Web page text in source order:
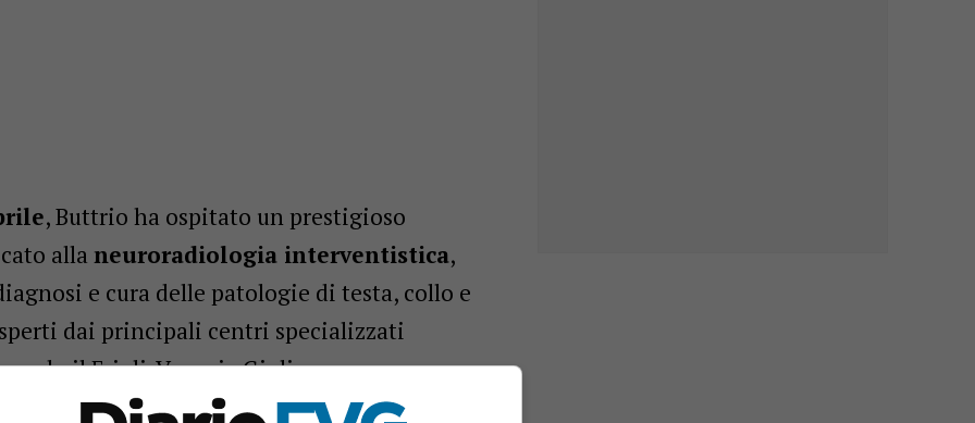
, Buttrio ha ospitato un prestigioso
alla neuroradiologia interventistica,
e cura delle patologie di testa, collo e
dai principali centri specializzati
il Friuli-Venezia Giulia come
settore.